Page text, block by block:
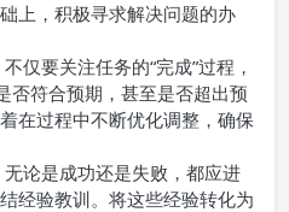
上，积极寻求解决问题的办
不仅要关注任务的“完成”过程，
否符合预期，甚至是否超出预
在过程中不断优化调整，确保
无论是成功还是失败，都应进
经验教训。将这些经验转化为